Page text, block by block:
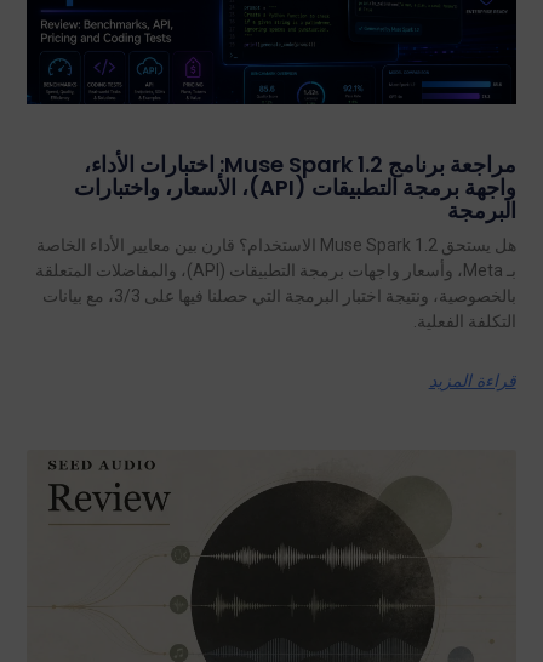
مراجعة برنامج Muse Spark 1.2: اختبارات الأداء،
واجهة برمجة التطبيقات (API)، الأسعار، واختبارات
البرمجة
هل يستحق Muse Spark 1.2 الاستخدام؟ قارن بين معايير الأداء الخاصة
بـ Meta، وأسعار واجهات برمجة التطبيقات (API)، والمفاضلات المتعلقة
بالخصوصية، ونتيجة اختبار البرمجة التي حصلنا فيها على 3/3، مع بيانات
التكلفة الفعلية.
قراءة المزيد